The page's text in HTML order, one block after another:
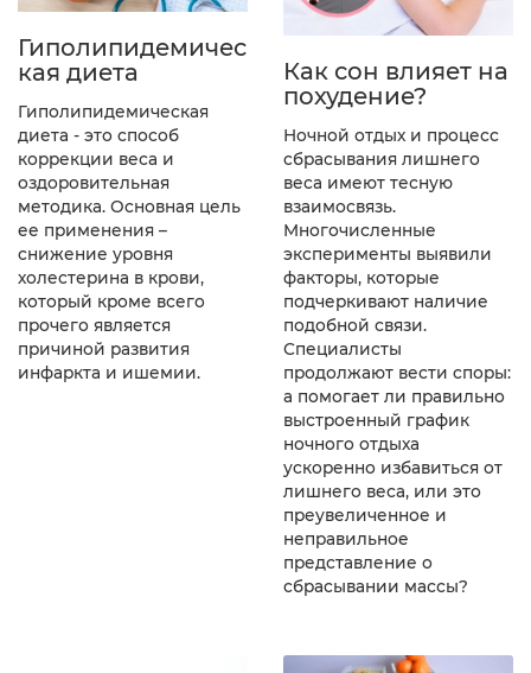
Гиполипидемичес
кая диета
Гиполипидемическая
диета - это способ
коррекции веса и
оздоровительная
методика. Основная цель
ее применения –
снижение уровня
холестерина в крови,
который кроме всего
прочего является
причиной развития
инфаркта и ишемии.
Как сон влияет на
похудение?
Ночной отдых и процесс
сбрасывания лишнего
веса имеют тесную
взаимосвязь.
Многочисленные
эксперименты выявили
факторы, которые
подчеркивают наличие
подобной связи.
Специалисты
продолжают вести споры:
а помогает ли правильно
выстроенный график
ночного отдыха
ускоренно избавиться от
лишнего веса, или это
преувеличенное и
неправильное
представление о
сбрасывании массы?